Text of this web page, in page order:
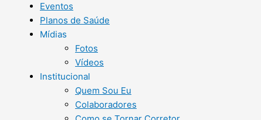
Eventos
Planos de Saúde
Mídias
Fotos
Vídeos
Institucional
Quem Sou Eu
Colaboradores